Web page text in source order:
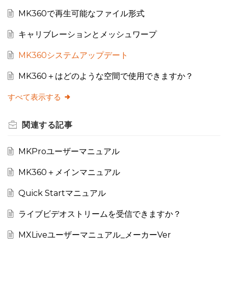
MK360で再生可能なファイル形式
キャリブレーションとメッシュワープ
MK360システムアップデート
MK360＋はどのような空間で使用できますか？
すべて表示する
関連する記事
MKProユーザーマニュアル
MK360＋メインマニュアル
Quick Startマニュアル
ライブビデオストリームを受信できますか？
MXLiveユーザーマニュアル_メーカーVer